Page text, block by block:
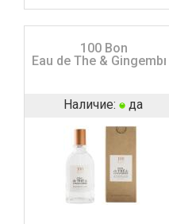
100 Bon
Eau de Thе & Gingembre
Наличие: да